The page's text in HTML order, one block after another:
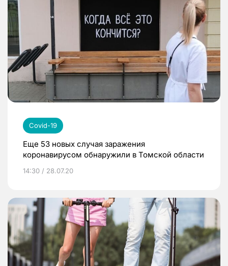
Covid-19
Еще 53 новых случая заражения
коронавирусом обнаружили в Томской области
14:30 / 28.07.20